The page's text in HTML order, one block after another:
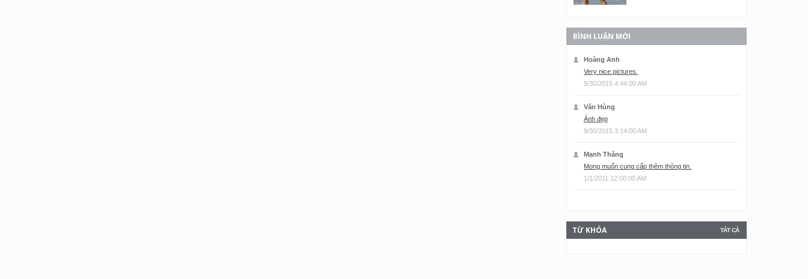
BÌNH LUẬN MỚI
Hoàng Anh
Very nice pictures.
9/30/2015 4:44:00 AM
Văn Hùng
Ảnh đẹp
9/30/2015 3:14:00 AM
Mạnh Thắng
Mong muốn cung cấp thêm thông tin.
1/1/2011 12:00:00 AM
TẤT CẢ
TỪ KHÓA